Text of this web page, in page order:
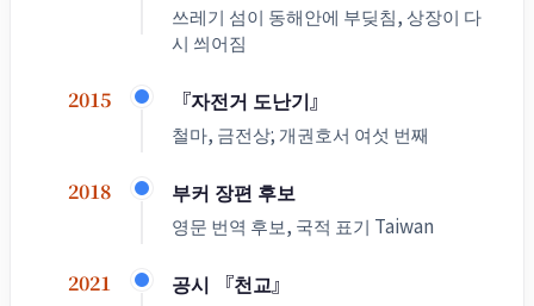
쓰레기 섬이 동해안에 부딪침, 상장이 다
시 씌어짐
2015 『자전거 도난기』
철마, 금전상; 개권호서 여섯 번째
2018 부커 장편 후보
영문 번역 후보, 국적 표기 Taiwan
2021 공시 『천교』